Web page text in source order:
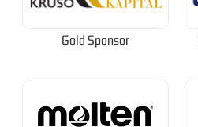
Gold Sponsor